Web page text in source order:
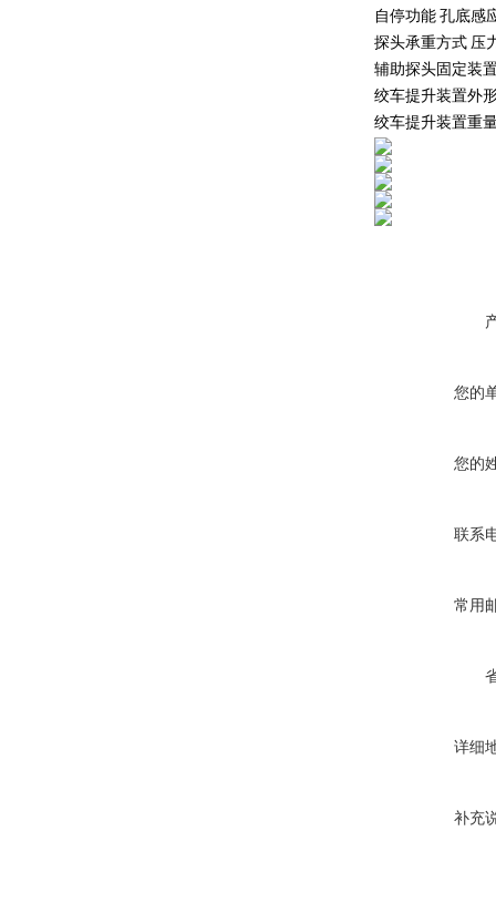
自停功能 孔底感
探头承重方式 压
辅助探头固定装
绞车提升装置外
绞车提升装置重
您的
您的
联系
常用
详细
补充